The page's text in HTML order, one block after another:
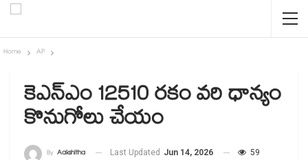
Home AP
కెఎన్ఎం 12510 రకం వరి ధాన్యం
కొనుగోలు చేయం
By Aakshitha Last Updated Jun 14, 2026 59